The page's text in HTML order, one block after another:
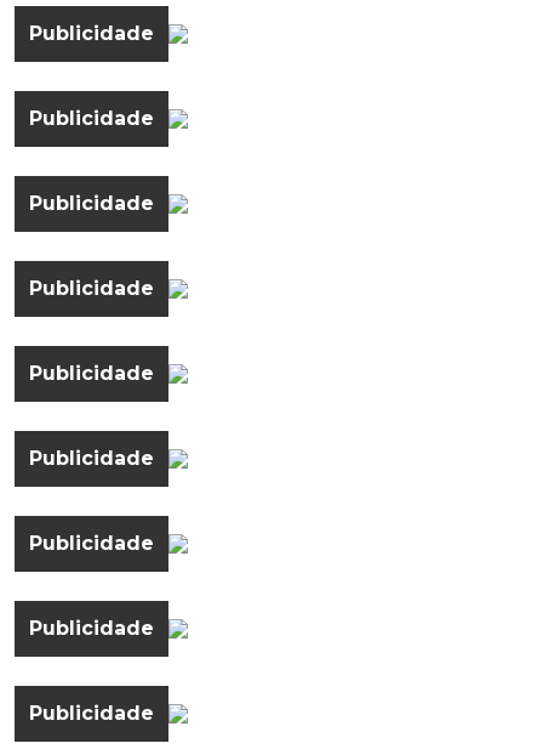
Publicidade
Publicidade
Publicidade
Publicidade
Publicidade
Publicidade
Publicidade
Publicidade
Publicidade